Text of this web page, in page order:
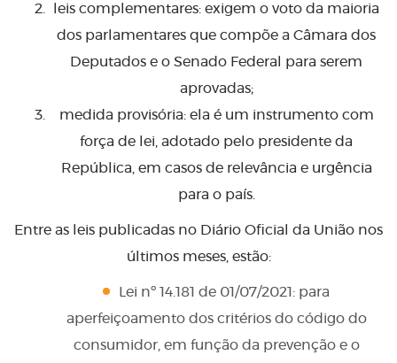
leis complementares: exigem o voto da maioria
dos parlamentares que compõe a Câmara dos
Deputados e o Senado Federal para serem
aprovadas;
medida provisória: ela é um instrumento com
força de lei, adotado pelo presidente da
República, em casos de relevância e urgência
para o país.
Entre as leis publicadas no Diário Oficial da União nos
últimos meses, estão:
Lei nº 14.181 de 01/07/2021: para
aperfeiçoamento dos critérios do código do
consumidor, em função da prevenção e o